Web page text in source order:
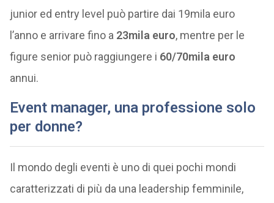
junior ed entry level può partire dai 19mila euro
l’anno e arrivare fino a23mila euro, mentre per le
figure senior può raggiungere i 60/70mila euro
annui.
Event manager, una professione solo
per donne?
Il mondo degli eventi è uno di quei pochi mondi
caratterizzati di più da una leadership femminile,